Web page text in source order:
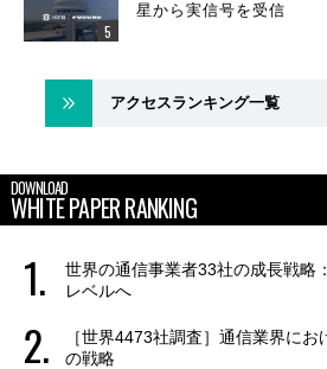
星から実信号を受信
アクセスランキング一覧
DOWNLOAD
WHITE PAPER RANKING
世界の通信事業者33社の成長戦略
レベルへ
［世界4473社調査］通信業界に
の戦略